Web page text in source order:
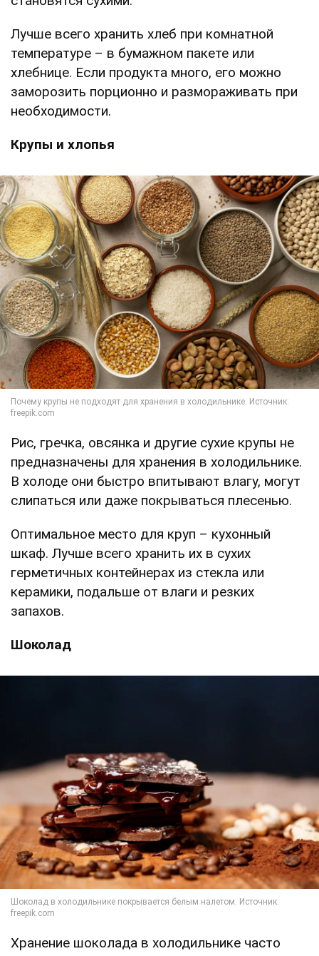
Лучше всего хранить хлеб при комнатной
температуре – в бумажном пакете или
хлебнице. Если продукта много, его можно
заморозить порционно и размораживать при
необходимости.
Крупы и хлопья
Рис, гречка, овсянка и другие сухие крупы не
предназначены для хранения в холодильнике.
В холоде они быстро впитывают влагу, могут
слипаться или даже покрываться плесенью.
Оптимальное место для круп – кухонный
шкаф. Лучше всего хранить их в сухих
герметичных контейнерах из стекла или
керамики, подальше от влаги и резких
запахов.
Шоколад
Хранение шоколада в холодильнике часто